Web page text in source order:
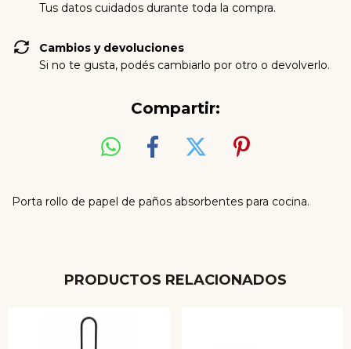
Tus datos cuidados durante toda la compra.
Cambios y devoluciones
Si no te gusta, podés cambiarlo por otro o devolverlo.
Compartir:
Porta rollo de papel de paños absorbentes para cocina.
PRODUCTOS RELACIONADOS